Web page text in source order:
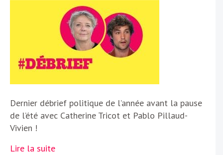
Dernier débrief politique de l’année avant la pause
de l’été avec Catherine Tricot et Pablo Pillaud-
Vivien !
Lire la suite